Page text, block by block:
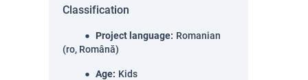
Classification
Project language: Romanian
(ro, Română)
Age: Kids